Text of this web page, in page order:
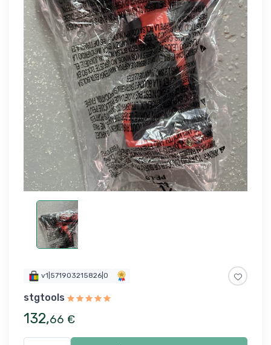
v1|571903215826|0
stgtools
132,66 €